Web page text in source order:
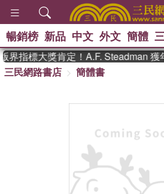
偉大的迷走
暢銷榜 新品 中文 外文 簡體
指標大獎肯定！A.F. Steadman 獲
三民網路書店
簡體書